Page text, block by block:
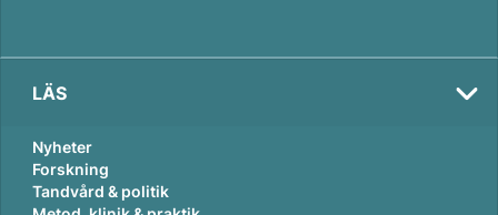
LÄS
Nyheter
Forskning
Tandvård & politik